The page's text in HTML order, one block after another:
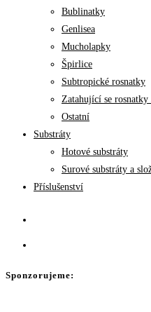
Bublinatky
Genlisea
Mucholapky
Špirlice
Subtropické rosnatky
Zatahující se
Ostatní
Substráty
Hotové substráty
Surové substráty a
Příslušenství
Sponzorujeme: